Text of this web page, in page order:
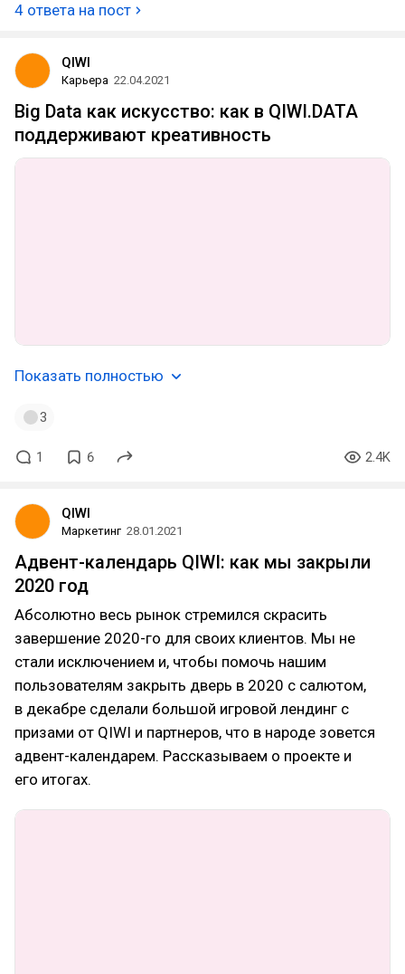
4 ответа на пост
QIWI
Карьера 22.04.2021
Big Data как искусство: как в QIWI.DATA
поддерживают креативность
Показать полностью
3
1 6 2.4K
QIWI
Маркетинг 28.01.2021
Адвент-календарь QIWI: как мы закрыли
2020 год
Абсолютно весь рынок стремился скрасить
завершение 2020-го для своих клиентов. Мы не
стали исключением и, чтобы помочь нашим
пользователям закрыть дверь в 2020 с салютом,
в декабре сделали большой игровой лендинг с
призами от QIWI и партнеров, что в народе зовется
адвент-календарем. Рассказываем о проекте и
его итогах.